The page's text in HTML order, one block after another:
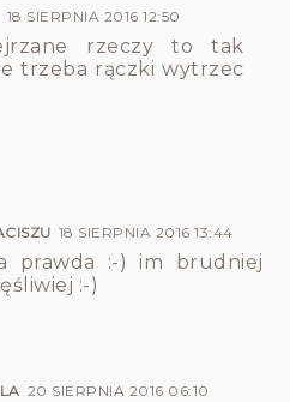
18 SIERPNIA 2016 12:50
rzeczy to tak
trzeba rączki wytrzec
18 SIERPNIA 2016 13:44
prawda :-) im brudniej
:-)
20 SIERPNIA 2016 06:10